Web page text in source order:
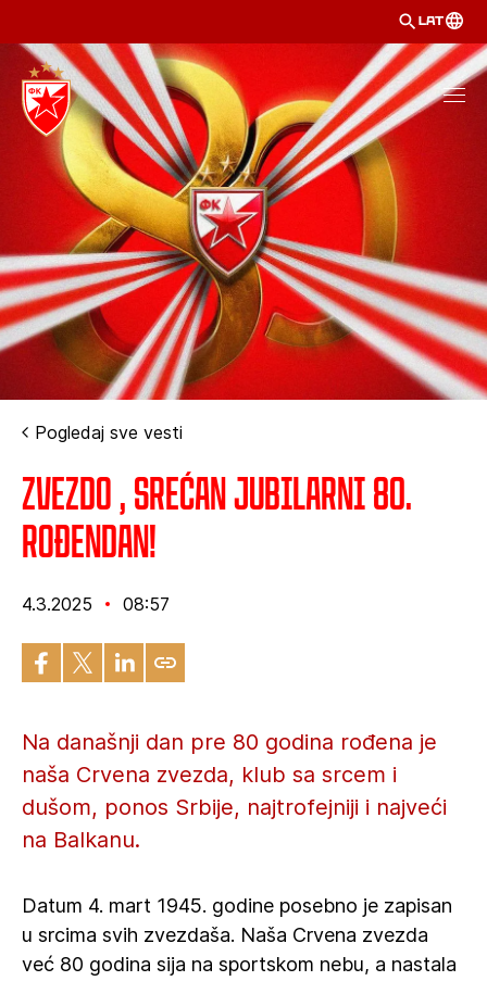
LAT
Pogledaj sve vesti
Zvezdo , srećan jubilarni 80.
rođendan!
4.3.2025 08:57
Na današnji dan pre 80 godina rođena je
naša Crvena zvezda, klub sa srcem i
dušom, ponos Srbije, najtrofejniji i najveći
na Balkanu.
Datum 4. mart 1945. godine posebno je zapisan
u srcima svih zvezdaša. Naša Crvena zvezda
već 80 godina sija na sportskom nebu, a nastala